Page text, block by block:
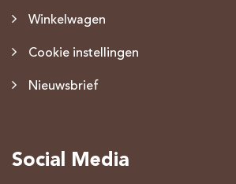
Winkelwagen
Cookie instellingen
Nieuwsbrief
Social Media